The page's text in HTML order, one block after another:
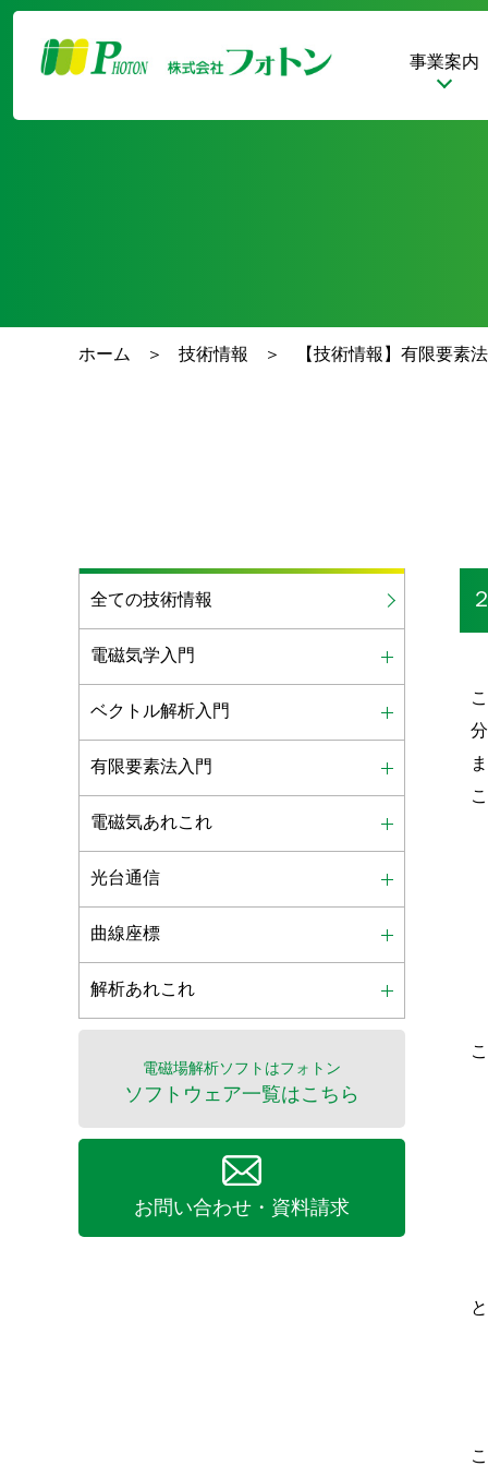
事業案内
ホーム 技術情報 【技術情報】有限要素
全ての技術情報
電磁気学入門
ベクトル解析入門
有限要素法入門
電磁気あれこれ
光台通信
曲線座標
解析あれこれ
電磁場解析ソフトはフォトン
ソフトウェア一覧はこちら
お問い合わせ・資料請求